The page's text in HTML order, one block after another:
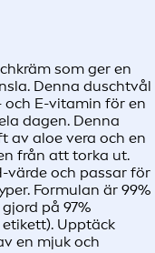
som ger en
Denna duschtvål
och E-vitamin för en
dagen. Denna
av aloe vera och en
från att torka ut.
värde och passar för
Formulan är 99%
på 97%
Upptäck
en mjuk och